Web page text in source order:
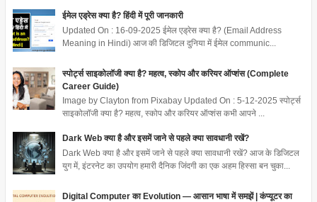
ईमेल एड्रेस क्या है? हिंदी में पूरी जानकारी
Updated On : 16-09-2025 ईमेल एड्रेस क्या है? (Email Address
Meaning in Hindi) आज की डिजिटल दुनिया में ईमेल communic...
स्पोर्ट्स साइकोलॉजी क्या है? महत्व, स्कोप और करियर ऑप्शंस (Complete
Career Guide)
Image by Clayton from Pixabay Updated On : 5-12-2025 स्पोर्ट्स
साइकोलॉजी क्या है? महत्व, स्कोप और करियर ऑप्शंस कभी आपने ...
Dark Web क्या है और इसमें जाने से पहले क्या सावधानी रखें?
Dark Web क्या है और इसमें जाने से पहले क्या सावधानी रखें? आज के डिजिटल
युग में, इंटरनेट का उपयोग हमारी दैनिक जिंदगी का एक अहम हिस्सा बन चुका...
Digital Computer का Evolution — आसान भाषा में समझें | कंप्यूटर का